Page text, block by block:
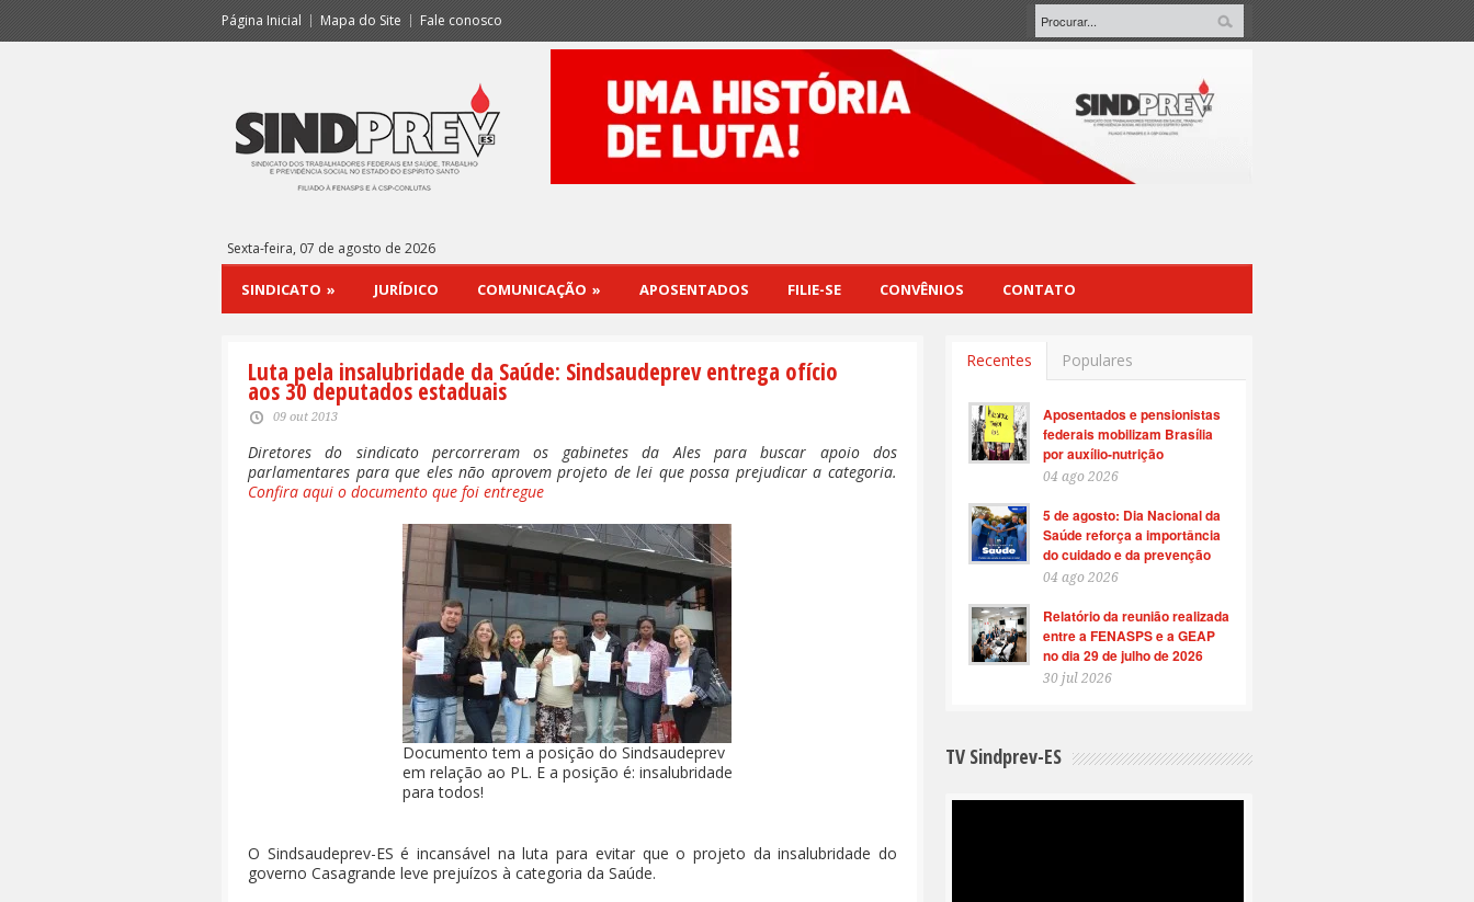
Página Inicial Mapa do Site Fale conosco
Sexta-feira, 07 de agosto de 2026
SINDICATO » JURÍDICO COMUNICAÇÃO » APOSENTADOS FILIE-SE CONVÊNIOS CONTATO
Luta pela insalubridade da Saúde: Sindsaudeprev entrega ofício
aos 30 deputados estaduais
09 out 2013
Diretores do sindicato percorreram os gabinetes da Ales para buscar apoio dos
parlamentares para que eles não aprovem projeto de lei que possa prejudicar a categoria.
Confira aqui o documento que foi entregue
Documento tem a posição do Sindsaudeprev
em relação ao PL. E a posição é: insalubridade
para todos!
O Sindsaudeprev-ES é incansável na luta para evitar que o projeto da insalubridade do
governo Casagrande leve prejuízos à categoria da Saúde.
Recentes Populares
Aposentados e pensionistas
federais mobilizam Brasília
por auxílio-nutrição
04 ago 2026
5 de agosto: Dia Nacional da
Saúde reforça a importância
do cuidado e da prevenção
04 ago 2026
Relatório da reunião realizada
entre a FENASPS e a GEAP
no dia 29 de julho de 2026
30 jul 2026
TV Sindprev-ES